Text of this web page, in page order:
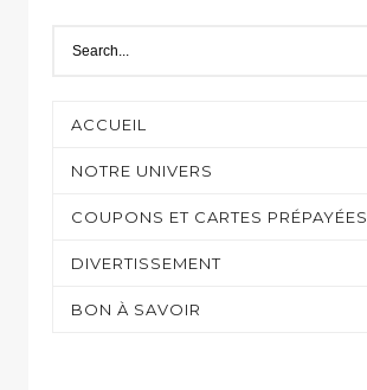
ACCUEIL
NOTRE UNIVERS
Moyens de paiement
COUPONS ET CARTES PRÉPAYÉES
Casino et jeux en ligne
DIVERTISSEMENT
Sur mon écran
BON À SAVOIR